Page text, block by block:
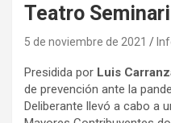
Teatro Seminari
5 de noviembre de 2021
Presidida por Luis
de prevención ante la
Deliberante llevó a cabo a